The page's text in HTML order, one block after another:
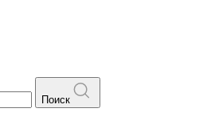
Поиск